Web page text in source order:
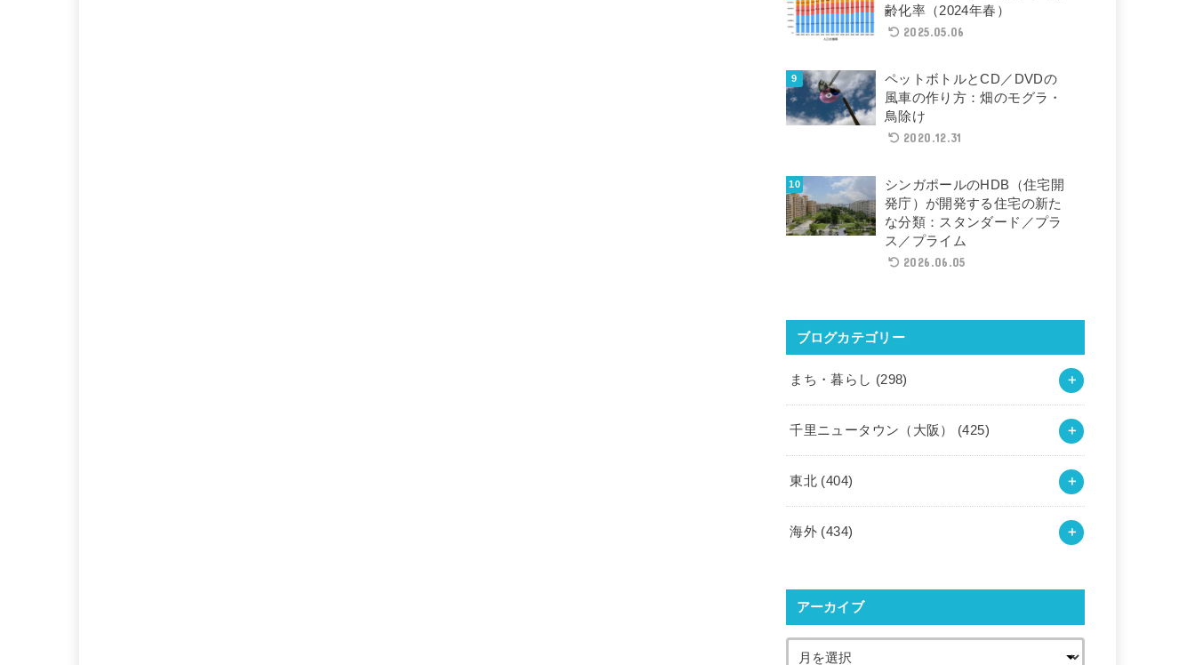
齢化率（2024年春）
2025.05.06
ペットボトルとCD／DVDの
風車の作り方：畑のモグラ・
鳥除け
2020.12.31
シンガポールのHDB（住宅開
発庁）が開発する住宅の新た
な分類：スタンダード／プラ
ス／プライム
2026.06.05
ブログカテゴリー
まち・暮らし (298)
千里ニュータウン（大阪） (425)
東北 (404)
海外 (434)
アーカイブ